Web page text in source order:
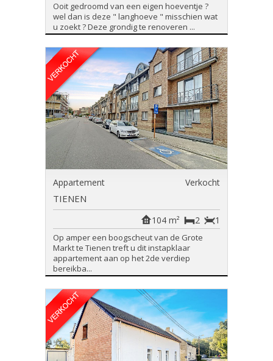
Ooit gedroomd van een eigen hoeventje ?
wel dan is deze " langhoeve " misschien wat
u zoekt ? Deze grondig te renoveren ...
Appartement Verkocht
TIENEN
1
2
104 m²
Op amper een boogscheut van de Grote
Markt te Tienen treft u dit instapklaar
appartement aan op het 2de verdiep
bereikba...